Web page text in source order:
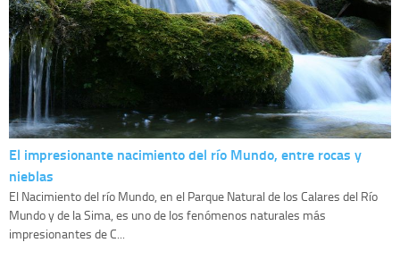
El impresionante nacimiento del río Mundo, entre rocas y
nieblas
El Nacimiento del río Mundo, en el Parque Natural de los Calares del Río
Mundo y de la Sima, es uno de los fenómenos naturales más
impresionantes de C...